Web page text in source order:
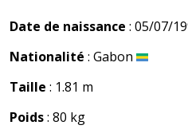
Date de naissance : 05/07/
Nationalité : Gabon
Taille : 1.81 m
Poids: 80 kg